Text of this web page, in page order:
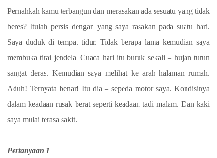
Pernahkah kamu terbangun dan merasakan ada sesuatu yang tidak
beres? Itulah persis dengan yang saya rasakan pada suatu hari.
Saya duduk di tempat tidur. Tidak berapa lama kemudian saya
membuka tirai jendela. Cuaca hari itu buruk sekali – hujan turun
sangat deras. Kemudian saya melihat ke arah halaman rumah.
Aduh! Ternyata benar! Itu dia – sepeda motor saya. Kondisinya
dalam keadaan rusak berat seperti keadaan tadi malam. Dan kaki
saya mulai terasa sakit.
Pertanyaan 1